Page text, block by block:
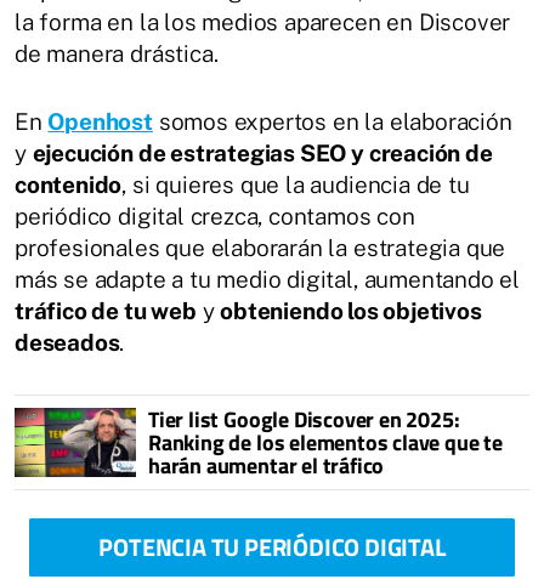
la forma en la los medios aparecen en Discover
de manera drástica.
En Openhostsomos expertos en la elaboración
y ejecución de estrategias SEO y creación de
contenido, si quieres que la audiencia de tu
periódico digital crezca, contamos con
profesionales que elaborarán la estrategia que
más se adapte a tu medio digital, aumentando el
tráfico de tu web yobteniendo los objetivos
deseados.
Tier list Google Discover en 2025:
Ranking de los elementos clave que te
harán aumentar el tráfico
POTENCIA TU PERIÓDICO DIGITAL